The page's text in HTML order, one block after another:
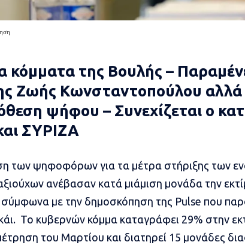
κόμματα της Βουλής –
Ζωής Κωνσταντοπούλου
ψήφου – Συνεχίζεται ο
ΣΥΡΙΖΑ
των ψηφοφόρων για τα μέτρα στήριξης των
ανέβασαν κατά μιάμιση μονάδα την
με την δημοσκόπηση της Pulse που
Το κυβερνών κόμμα καταγράφει 29% στην
του Μαρτίου και διατηρεί 15 μονάδες